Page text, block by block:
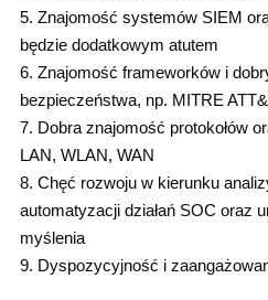
5. Znajomość systemów SIEM
będzie dodatkowym atutem
6. Znajomość frameworków i
bezpieczeństwa, np. MITRE
7. Dobra znajomość protokołów
LAN, WLAN, WAN
8. Chęć rozwoju w kierunku
automatyzacji działań SOC oraz
myślenia
9. Dyspozycyjność i